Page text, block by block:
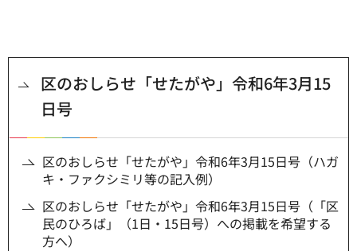
区のおしらせ「せたがや」令和6年3月15
日号
区のおしらせ「せたがや」令和6年3月15日号（ハガ
キ・ファクシミリ等の記入例）
区のおしらせ「せたがや」令和6年3月15日号（「区
民のひろば」（1日・15日号）への掲載を希望する
方へ）